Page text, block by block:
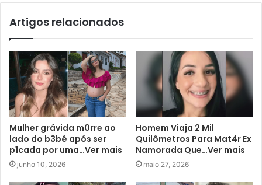
Artigos relacionados
Mulher grávida m0rre ao
lado do b3bê após ser
p1cada por uma…Ver mais
junho 10, 2026
Homem Viaja 2 Mil
Quilômetros Para Mat4r Ex
Namorada Que…Ver mais
maio 27, 2026